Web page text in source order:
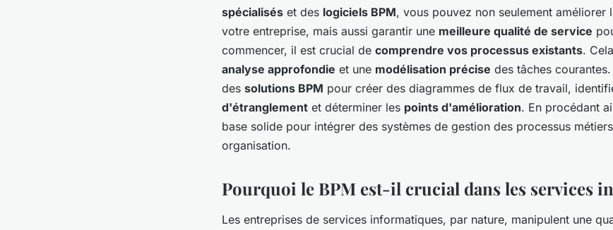
spécialisés et des logiciels BPM, vous pouvez non seulement améliorer
votre entreprise, mais aussi garantir une meilleure qualité de service
commencer, il est crucial de comprendre vos processus existants.
analyse approfondie et une modélisation précise des tâches
des solutions BPM pour créer des diagrammes de flux de travail,
d'étranglement et déterminer les points d'amélioration. En procédant
base solide pour intégrer des systèmes de gestion des processus
organisation.
Pourquoi le BPM est-il crucial dans les services
Les entreprises de services informatiques, par nature, manipulent une